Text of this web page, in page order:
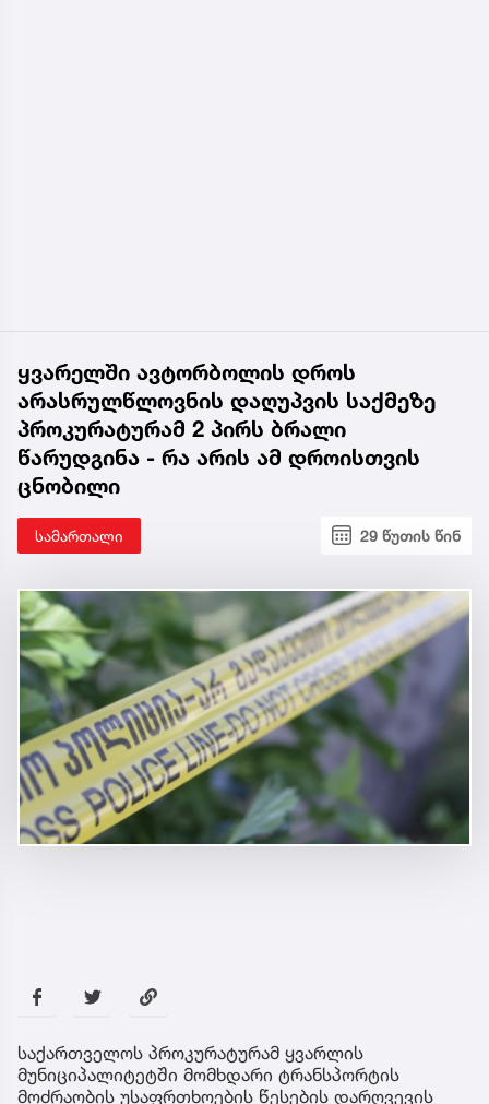
ყვარელში ავტორბოლის დროს
არასრულწლოვნის დაღუპვის საქმეზე
პროკურატურამ 2 პირს ბრალი
წარუდგინა - რა არის ამ დროისთვის
ცნობილი
სამართალი 29 წუთის წინ
საქართველოს პროკურატურამ ყვარლის
მუნიციპალიტეტში მომხდარი ტრანსპორტის
მოძრაობის უსაფრთხოების წესების დარღვევის